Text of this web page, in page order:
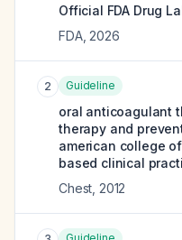
Official FDA Drug
FDA, 2026
2 Guideline
oral anticoagulant
therapy and
american college
based clinical
Chest 2012